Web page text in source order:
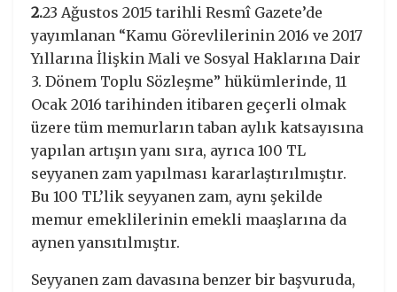
2.23 Ağustos 2015 tarihli Resmî Gazete’de
yayımlanan “Kamu Görevlilerinin 2016 ve 2017
Yıllarına İlişkin Mali ve Sosyal Haklarına Dair
3. Dönem Toplu Sözleşme” hükümlerinde, 11
Ocak 2016 tarihinden itibaren geçerli olmak
üzere tüm memurların taban aylık katsayısına
yapılan artışın yanı sıra, ayrıca 100 TL
seyyanen zam yapılması kararlaştırılmıştır.
Bu 100 TL’lik seyyanen zam, aynı şekilde
memur emeklilerinin emekli maaşlarına da
aynen yansıtılmıştır.
Seyyanen zam davasına benzer bir başvuruda,